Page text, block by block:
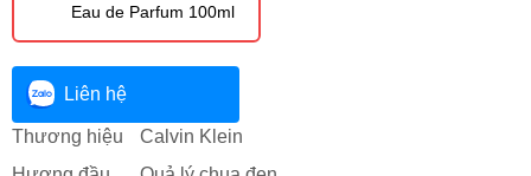
Eau de Parfum 100ml
Liên hệ
Thương hiệu
Calvin Klein